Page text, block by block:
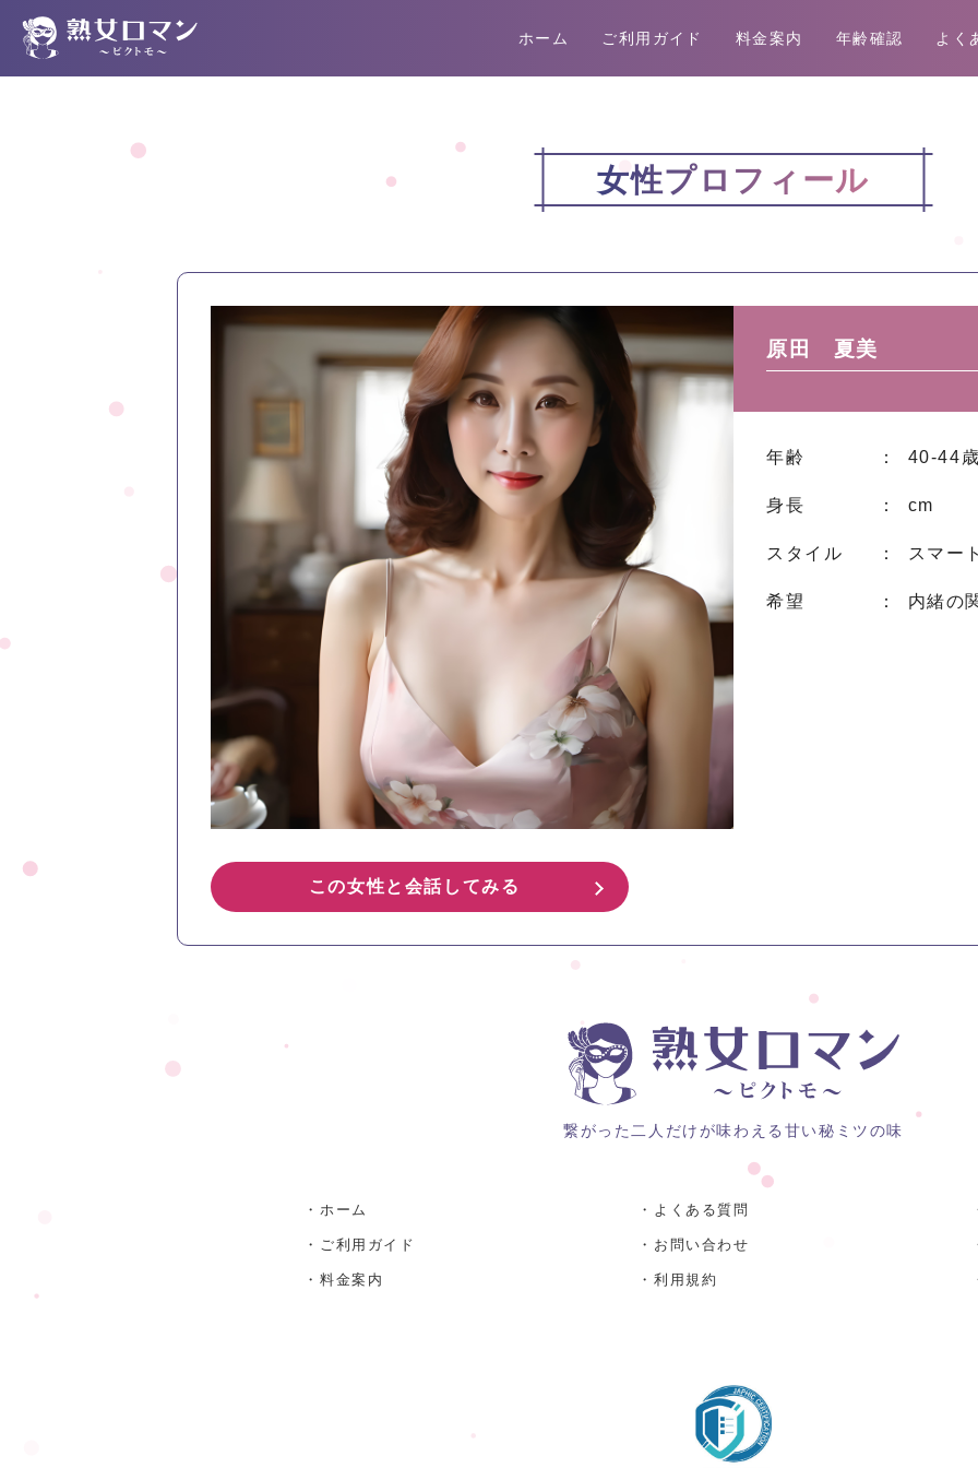
ホーム ご利用ガイド 料金案内 年齢確認 よく
女性プロフィール
原田 夏美
年齢
身長
スタイル
希望
： 40-44
： cm
： スマー
： 内緒の
この女性と会話してみる
繋がった二人だけが味わえる甘い秘ミツの味
・ホーム
・ご利用ガイド
・料金案内
・よくある質問
・お問い合わせ
・利用規約